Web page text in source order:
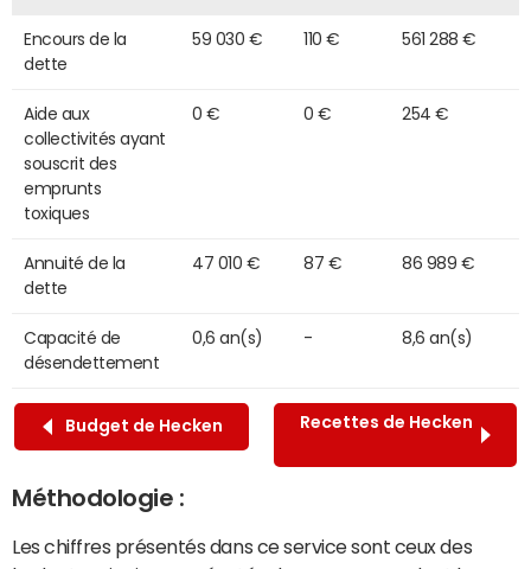
Encours de la
dette
59 030 € 110 € 561 288 €
Aide aux
collectivités ayant
souscrit des
emprunts
toxiques
0 € 0 € 254 €
Annuité de la
dette
47 010 € 87 € 86 989 €
Capacité de
désendettement
0,6 an(s) - 8,6 an(s)
Budget de Hecken Recettes de Hecken
Méthodologie :
Les chiffres présentés dans ce service sont ceux des